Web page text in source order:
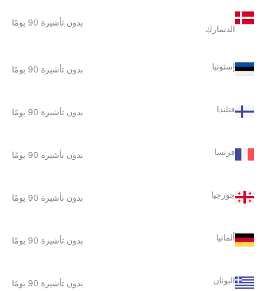
الدنمارك
بدون تأشيرة 90 يومًا
إستونيا بدون تأشيرة 90 يومًا
فنلندا بدون تأشيرة 90 يومًا
فرنسا بدون تأشيرة 90 يومًا
جورجيا بدون تأشيرة 90 يومًا
ألمانيا بدون تأشيرة 90 يومًا
اليونان بدون تأشيرة 90 يومًا